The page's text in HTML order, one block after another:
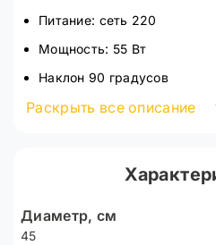
Питание: сеть 220
Мощность: 55 Вт
Наклон 90 градусов
480 светодиодов
Комплектация:
Раскрыть все описание
Диаметр, см
45